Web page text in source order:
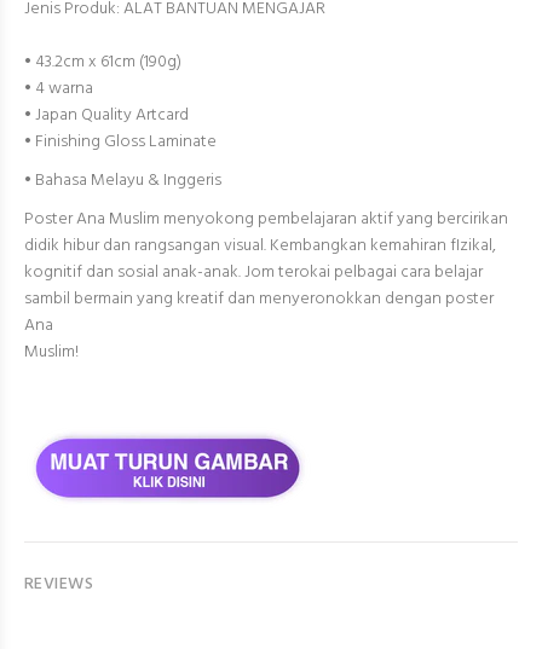
Jenis Produk: ALAT BANTUAN MENGAJAR
• 43.2cm x 61cm (190g)
• 4 warna
• Japan Quality Artcard
• Finishing Gloss Laminate
• Bahasa Melayu & Inggeris
Poster Ana Muslim menyokong pembelajaran aktif yang bercirikan
didik hibur dan rangsangan visual. Kembangkan kemahiran fIzikal,
kognitif dan sosial anak-anak. Jom terokai pelbagai cara belajar
sambil bermain yang kreatif dan menyeronokkan dengan poster
Ana
Muslim!
REVIEWS